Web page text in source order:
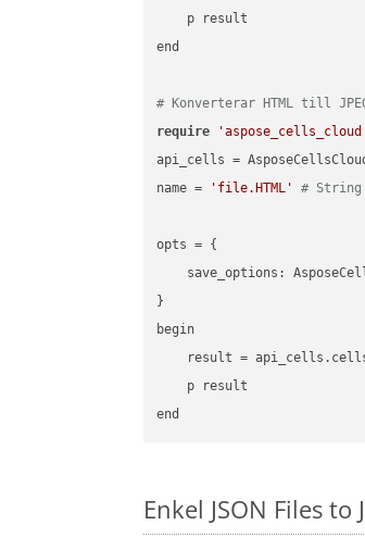
    p result
end
# Konverterar HTML till
require
api_cells =
name =
'file.HTML' # String
opts = {
save_options:
}
begin
result =
    p result
Enkel JSON Files